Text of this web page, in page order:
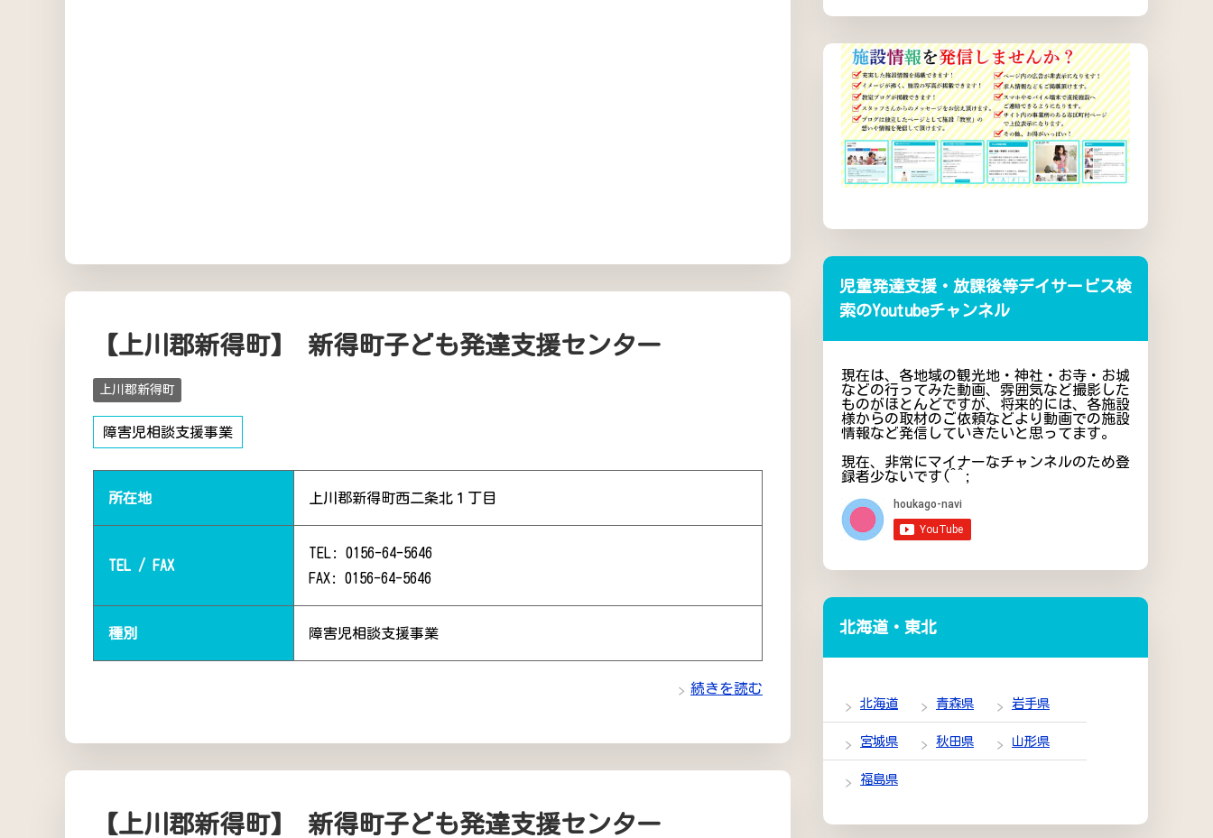
【上川郡新得町】 新得町子ども発達支援センター
上川郡新得町
障害児相談支援事業
所在地 上川郡新得町西二条北１丁目
TEL / FAX
TEL: 0156-64-5646
FAX: 0156-64-5646
種別 障害児相談支援事業
続きを読む
【上川郡新得町】 新得町子ども発達支援センター
児童発達支援・放課後等デイサービス検
索のYoutubeチャンネル
現在は、各地域の観光地・神社・お寺・お城
などの行ってみた動画、雰囲気など撮影した
ものがほとんどですが、将来的には、各施設
様からの取材のご依頼などより動画での施設
情報など発信していきたいと思ってます。
現在、非常にマイナーなチャンネルのため登
録者少ないです(^^;
北海道・東北
北海道 青森県 岩手県
宮城県 秋田県 山形県
福島県